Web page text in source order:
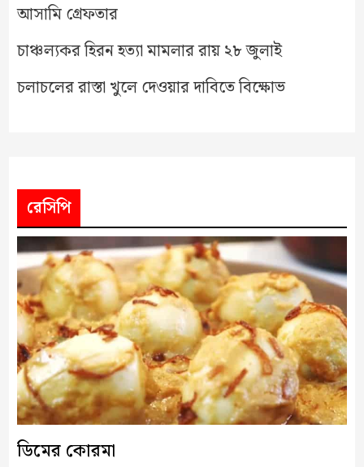
আসামি গ্রেফতার
চাঞ্চল্যকর হিরন হত্যা মামলার রায় ২৮ জুলাই
চলাচলের রাস্তা খুলে দেওয়ার দাবিতে বিক্ষোভ
রেসিপি
ডিমের কোরমা